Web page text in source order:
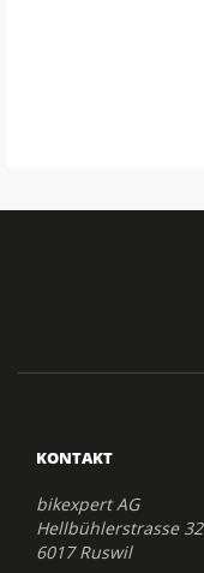
KONTAKT
bikexpert AG
Hellbühlerstrasse 32
6017 Ruswil